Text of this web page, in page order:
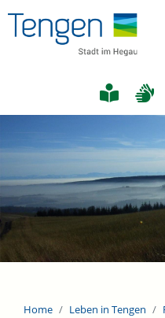
Home Leben in Tengen